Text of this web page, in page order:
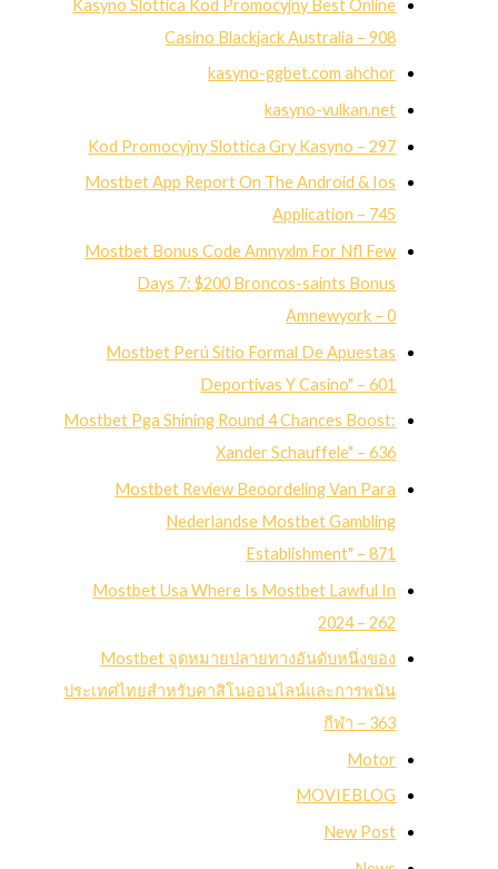
Kasyno Slottica Kod Promocyjny Best Online
Casino Blackjack Australia – 908
kasyno-ggbet.com ahchor
kasyno-vulkan.net
Kod Promocyjny Slottica Gry Kasyno – 297
Mostbet App Report On The Android & Ios
Application – 745
Mostbet Bonus Code Amnyxlm For Nfl Few
Days 7: $200 Broncos-saints Bonus
Amnewyork – 0
Mostbet Perú Sitio Formal De Apuestas
Deportivas Y Casino" – 601
Mostbet Pga Shining Round 4 Chances Boost:
Xander Schauffele" – 636
Mostbet Review Beoordeling Van Para
Nederlandse Mostbet Gambling
Establishment" – 871
Mostbet Usa Where Is Mostbet Lawful In
2024 – 262
Mostbet จุดหมายปลายทางอันดับหนึ่งของ
ประเทศไทยสำหรับคาสิโนออนไลน์และการพนัน
กีฬา – 363
Motor
MOVIEBLOG
New Post